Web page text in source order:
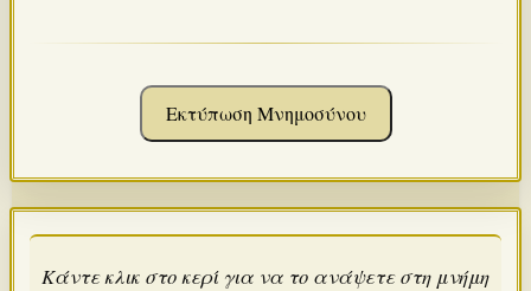
Εκτύπωση Μνημοσύνου
Κάντε κλικ στο κερί για να το ανάψετε στη μνήμη